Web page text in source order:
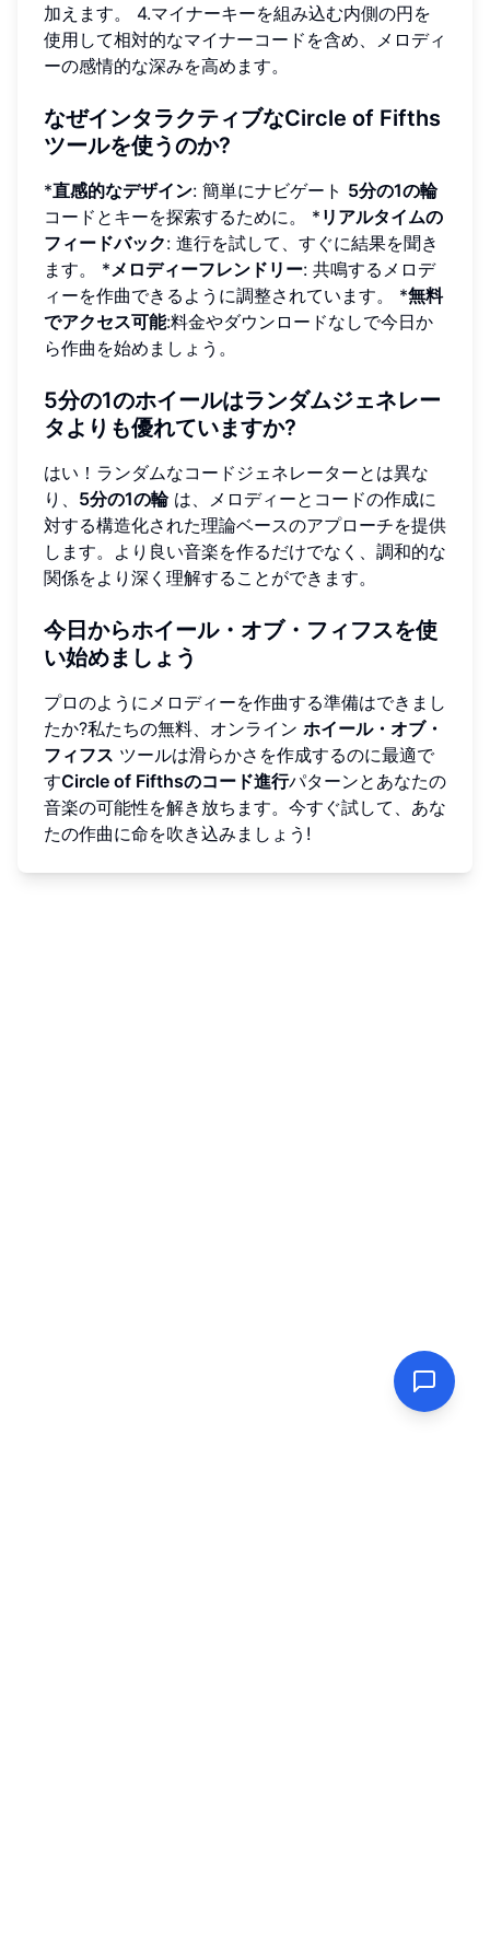
加えます。 4.マイナーキーを組み込む内側の円を
使用して相対的なマイナーコードを含め、メロディ
ーの感情的な深みを高めます。
なぜインタラクティブなCircle of Fifths
ツールを使うのか?
*直感的なデザイン: 簡単にナビゲート 5分の1の輪
コードとキーを探索するために。 * リアルタイムの
フィードバック: 進行を試して、すぐに結果を聞き
ます。 * メロディーフレンドリー: 共鳴するメロデ
ィーを作曲できるように調整されています。 *無料
でアクセス可能:料金やダウンロードなしで今日か
ら作曲を始めましょう。
5分の1のホイールはランダムジェネレー
タよりも優れていますか?
はい！ランダムなコードジェネレーターとは異な
り、 5分の1の輪は、メロディーとコードの作成に
対する構造化された理論ベースのアプローチを提供
します。より良い音楽を作るだけでなく、調和的な
関係をより深く理解することができます。
今日からホイール・オブ・フィフスを使
い始めましょう
プロのようにメロディーを作曲する準備はできまし
たか?私たちの無料、オンライン ホイール・オブ・
フィフス ツールは滑らかさを作成するのに最適で
すCircle of Fifthsのコード進行パターンとあなたの
音楽の可能性を解き放ちます。今すぐ試して、あな
たの作曲に命を吹き込みましょう!